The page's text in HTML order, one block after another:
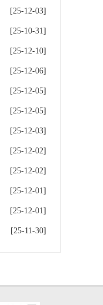
[25-12-03]
[25-10-31]
[25-12-10]
[25-12-06]
[25-12-05]
[25-12-05]
[25-12-03]
[25-12-02]
[25-12-02]
[25-12-01]
[25-12-01]
[25-11-30]